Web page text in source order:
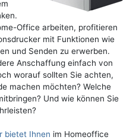
Office arbeiten, profitieren
mit Funktionen wie
und Senden zu erwerben.
Anschaffung einfach von
worauf sollten Sie achten,
machen möchten? Welche
Und wie können Sie
bietet Ihnen im Homeoffice